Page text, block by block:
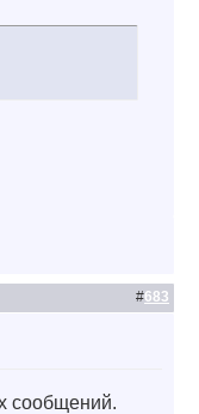
#683
сообщений.